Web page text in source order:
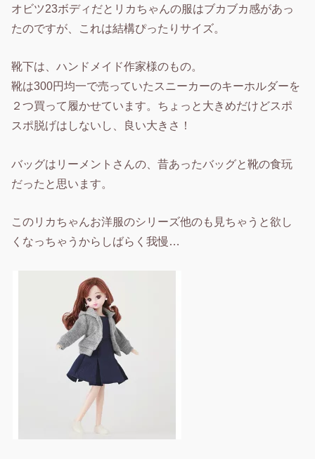
オビツ23ボディだとリカちゃんの服はブカブカ感があっ
たのですが、これは結構ぴったりサイズ。
靴下は、ハンドメイド作家様のもの。
靴は300円均一で売っていたスニーカーのキーホルダーを
２つ買って履かせています。ちょっと大きめだけどスポ
スポ脱げはしないし、良い大きさ！
バッグはリーメントさんの、昔あったバッグと靴の食玩
だったと思います。
このリカちゃんお洋服のシリーズ他のも見ちゃうと欲し
くなっちゃうからしばらく我慢…